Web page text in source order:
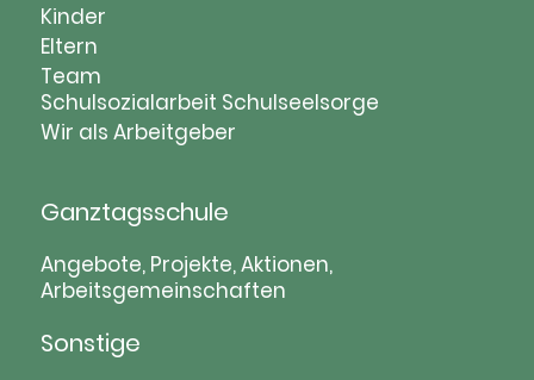
Navigation
überspringen
Kinder
Eltern
Team
Schulsozialarbeit Schulseelsorge
Wir als Arbeitgeber
Ganztagsschule
Navigation
überspringen
Angebote, Projekte, Aktionen,
Arbeitsgemeinschaften
Sonstige